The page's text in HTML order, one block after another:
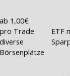
ab 1,00€
pro Trade
diverse
Börsenplätze
ETF